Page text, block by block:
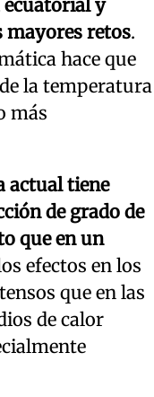
ecuatorial y
mayores retos.
hace que
la temperatura
más
actual tiene
de grado de
que en un
efectos en los
que en las
de calor